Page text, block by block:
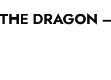
DRAGON